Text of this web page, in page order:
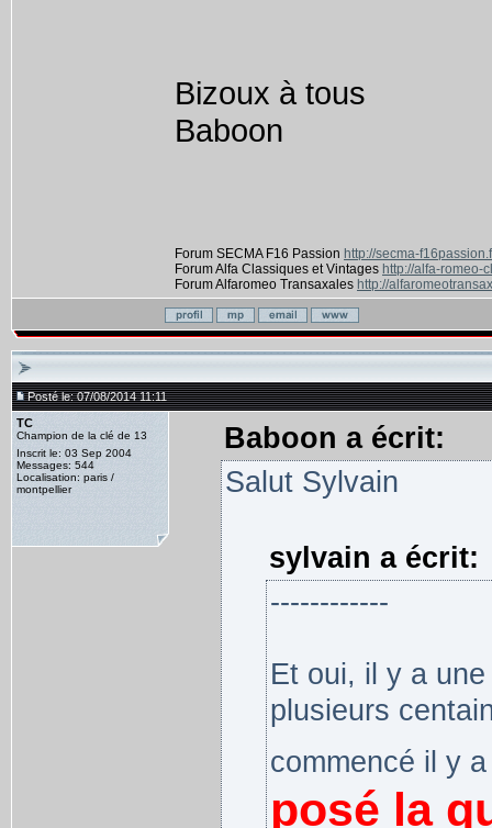
Bizoux à tous
Baboon
Forum SECMA F16 Passion http://secma-
Forum Alfa Classiques et Vintages http://alfa-romeo-
Forum Alfaromeo Transaxales http://
Posté le: 07/08/2014 11:11
TC
Champion de la clé de 13
Inscrit le: 03 Sep 2004
Messages: 544
Localisation: paris /
montpellier
Baboon a écrit:
Salut Sylvain
sylvain a écrit:
------------
Et oui, il y a
plusieurs
commencé il y
posé la